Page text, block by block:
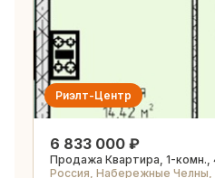
Риэлт-Центр
6 833 000 ₽
Продажа Квартира, 1-комн.,
Россия, Набережные Челны,